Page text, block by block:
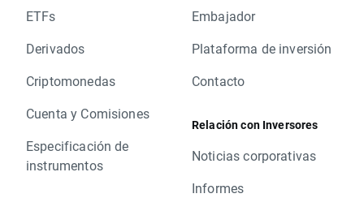
ETFs
Derivados
Criptomonedas
Cuenta y Comisiones
Especificación de
instrumentos
Embajador
Plataforma de inversión
Contacto
Relación con Inversores
Noticias corporativas
Informes